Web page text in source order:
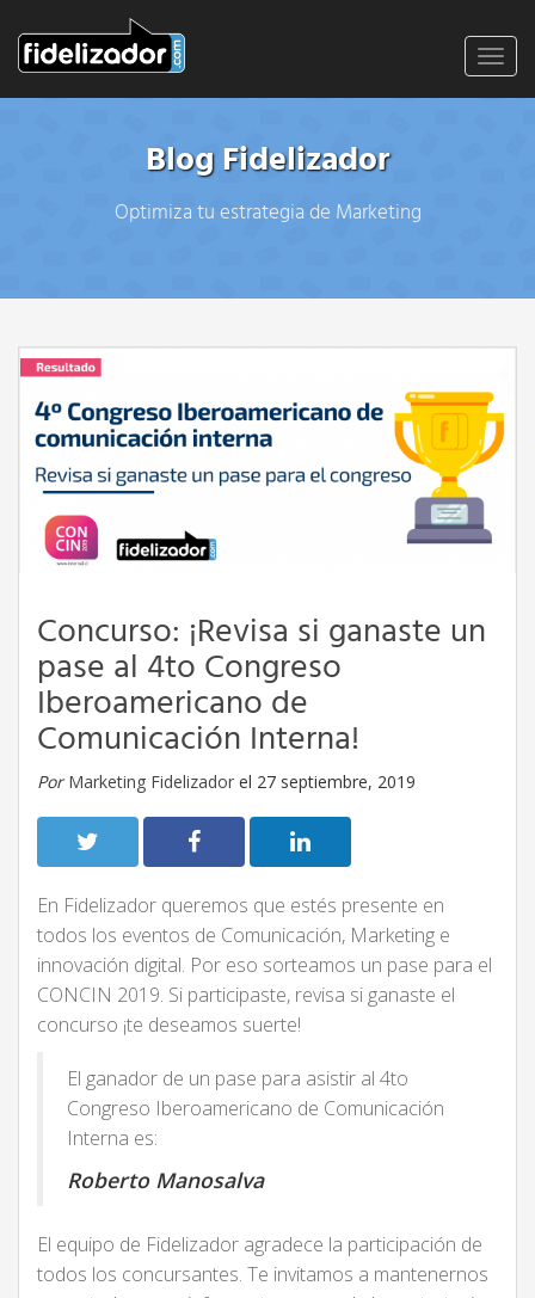
Blog Fidelizador
Optimiza tu estrategia de Marketing
Concurso: ¡Revisa si ganaste un
pase al 4to Congreso
Iberoamericano de
Comunicación Interna!
Por Marketing Fidelizador el 27 septiembre, 2019
En Fidelizador queremos que estés presente en
todos los eventos de Comunicación, Marketing e
innovación digital. Por eso sorteamos un pase para el
CONCIN 2019. Si participaste, revisa si ganaste el
concurso ¡te deseamos suerte!
El ganador de un pase para asistir al 4to
Congreso Iberoamericano de Comunicación
Interna es:
Roberto Manosalva
El equipo de Fidelizador agradece la participación de
todos los concursantes. Te invitamos a mantenernos